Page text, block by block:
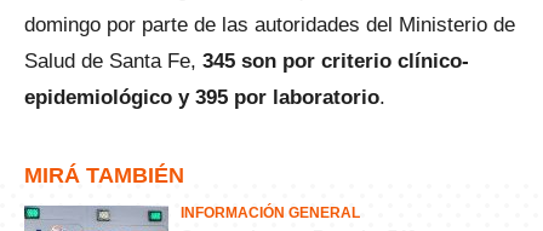
domingo por parte de las autoridades del Ministerio de
Salud de Santa Fe, 345 son por criterio clínico-
epidemiológico y 395 por laboratorio.
MIRÁ TAMBIÉN
INFORMACIÓN GENERAL